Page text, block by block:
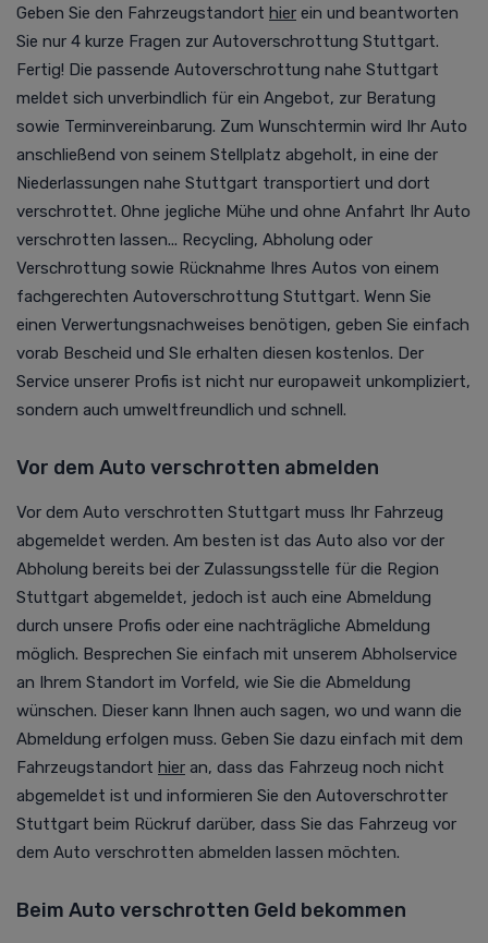
Geben Sie den Fahrzeugstandort hier ein und beantworten
Sie nur 4 kurze Fragen zur Autoverschrottung Stuttgart.
Fertig! Die passende Autoverschrottung nahe Stuttgart
meldet sich unverbindlich für ein Angebot, zur Beratung
sowie Terminvereinbarung. Zum Wunschtermin wird Ihr Auto
anschließend von seinem Stellplatz abgeholt, in eine der
Niederlassungen nahe Stuttgart transportiert und dort
verschrottet. Ohne jegliche Mühe und ohne Anfahrt Ihr Auto
verschrotten lassen... Recycling, Abholung oder
Verschrottung sowie Rücknahme Ihres Autos von einem
fachgerechten Autoverschrottung Stuttgart. Wenn Sie
einen Verwertungsnachweises benötigen, geben Sie einfach
vorab Bescheid und SIe erhalten diesen kostenlos. Der
Service unserer Profis ist nicht nur europaweit unkompliziert,
sondern auch umweltfreundlich und schnell.
Vor dem Auto verschrotten abmelden
Vor dem Auto verschrotten Stuttgart muss Ihr Fahrzeug
abgemeldet werden. Am besten ist das Auto also vor der
Abholung bereits bei der Zulassungsstelle für die Region
Stuttgart abgemeldet, jedoch ist auch eine Abmeldung
durch unsere Profis oder eine nachträgliche Abmeldung
möglich. Besprechen Sie einfach mit unserem Abholservice
an Ihrem Standort im Vorfeld, wie Sie die Abmeldung
wünschen. Dieser kann Ihnen auch sagen, wo und wann die
Abmeldung erfolgen muss. Geben Sie dazu einfach mit dem
Fahrzeugstandort hier an, dass das Fahrzeug noch nicht
abgemeldet ist und informieren Sie den Autoverschrotter
Stuttgart beim Rückruf darüber, dass Sie das Fahrzeug vor
dem Auto verschrotten abmelden lassen möchten.
Beim Auto verschrotten Geld bekommen